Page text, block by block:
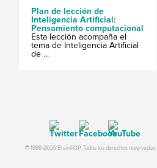
Plan de lección de
Inteligencia Artificial:
Pensamiento computacional
Esta lección acompaña el
tema de Inteligencia Artificial
de ...
© 1999-2026 BrainPOP. Todos los derechos reservados.